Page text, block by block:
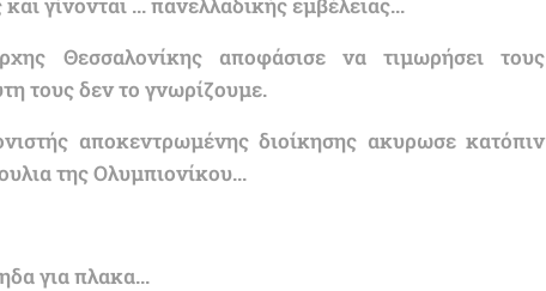
Θεσσαλονίκης αποφάσισε να τιμωρήσει τους
τους δεν το γνωρίζουμε.
αποκεντρωμένης διοίκησης ακυρωσε κατόπιν
της Ολυμπιονίκου...
για πλακα...